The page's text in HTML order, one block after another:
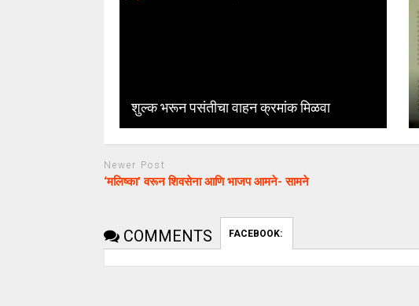
शुल्क भरून पसंतीचा वाहन क्रमांक मिळवा
Newer Post
‘मलिष्का’ वरून शिवसेना आणि भाजप आमने- सामने
COMMENTS FACEBOOK: